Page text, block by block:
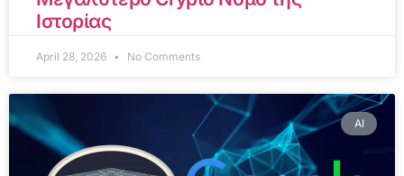
Ιστορίας
April 28, 2026 No Comments
AI